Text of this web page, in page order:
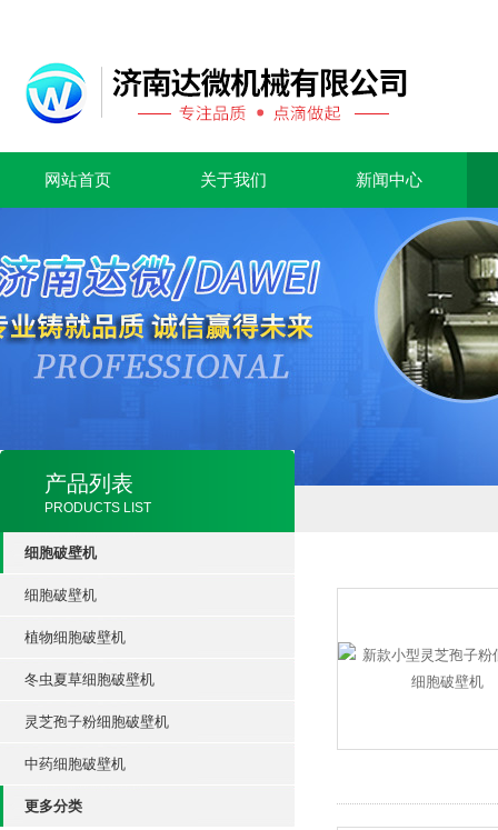
网站首页 关于我们 新闻中心
产品列表
PRODUCTS LIST
细胞破壁机
细胞破壁机
植物细胞破壁机
冬虫夏草细胞破壁机
灵芝孢子粉细胞破壁机
中药细胞破壁机
更多分类